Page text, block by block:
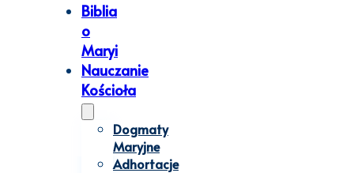
Biblia
o
Maryi
Nauczanie
Kościoła
Dogmaty
Maryjne
Adhortacje